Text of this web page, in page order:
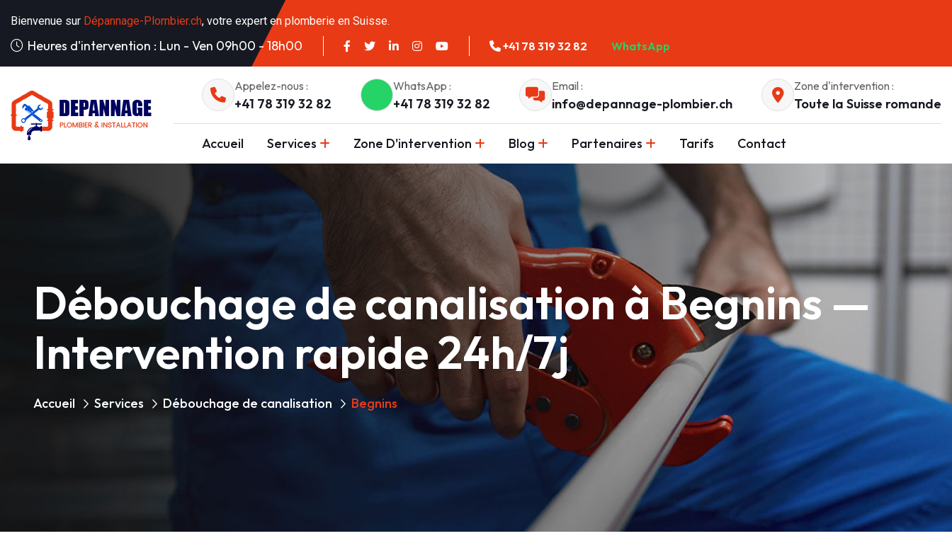
Bienvenue sur Dépannage-Plombier.ch, votre expert en plomberie en Suisse.
Heures d'intervention : Lun - Ven 09h00 - 18h00 +41 78 319 32 82 WhatsApp
Appelez-nous :
+41 78 319 32 82
WhatsApp :
+41 78 319 32 82
Email :
info@depannage-plombier.ch
Zone d'intervention :
Toute la Suisse romande
Accueil Services Zone D'intervention Blog Partenaires Tarifs Contact
Débouchage de canalisation à Begnins —
Intervention rapide 24h/7j
Accueil Services Débouchage de canalisation Begnins